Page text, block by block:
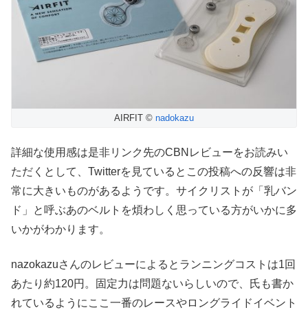
AIRFIT © nadokazu
詳細な使用感は是非リンク先のCBNレビューをお読みい
ただくとして、Twitterを見ているとこの投稿への反響は非
常に大きいものがあるようです。サイクリストが「乳バン
ド」と呼ぶあのベルトを煩わしく思っている方がいかに多
いかがわかります。
nazokazuさんのレビューによるとランニングコストは1回
あたり約120円。固定力は問題ないらしいので、氏も書か
れているようにここ一番のレースやロングライドイベント